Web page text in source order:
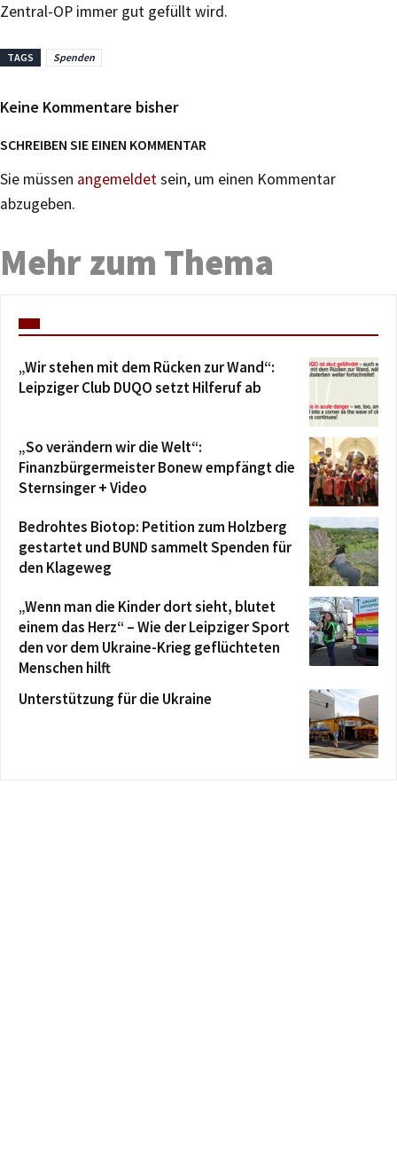
Zentral-OP immer gut gefüllt wird.
TAGS Spenden
Keine Kommentare bisher
SCHREIBEN SIE EINEN KOMMENTAR
Sie müssen angemeldetsein, um einen Kommentar
abzugeben.
Mehr zum Thema
„Wir stehen mit dem Rücken zur Wand“:
Leipziger Club DUQO setzt Hilferuf ab
„So verändern wir die Welt“:
Finanzbürgermeister Bonew empfängt die
Sternsinger + Video
Bedrohtes Biotop: Petition zum Holzberg
gestartet und BUND sammelt Spenden für
den Klageweg
„Wenn man die Kinder dort sieht, blutet
einem das Herz“ – Wie der Leipziger Sport
den vor dem Ukraine-Krieg geflüchteten
Menschen hilft
Unterstützung für die Ukraine